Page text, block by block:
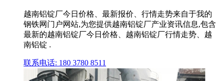
越南铝锭厂今日价格、最新报价、行情走势来自于我的
钢铁网门户网站,为您提供越南铝锭厂产业资讯信息,包含
最新的越南铝锭厂今日价格、越南铝锭厂行情走势、越
南铝锭 .
联系电话: 180 3780 8511